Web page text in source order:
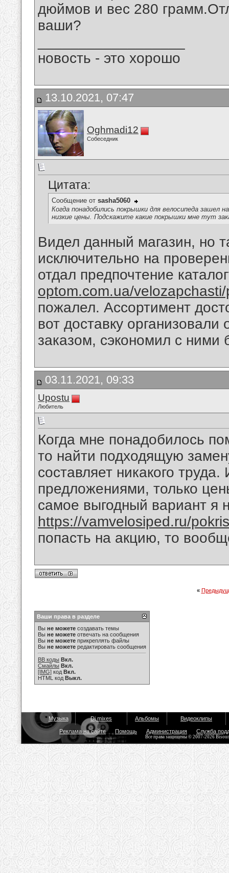
дюймов и вес 280
ваши?
новость - это хорошо
13.10.2021, 07:47
Oghmadi12
Собеседник
Цитата:
Сообщение от sasha5060
Когда понадобились покрышки для велосипеда
низкие цены. Подскажите какие покрышки мне тут
Видел данный магазин, но
исключительно на
отдал предпочтение
optom.com.ua/
пожалел. Ассортимент
вот доставку
заказом, сэкономил с
03.11.2021, 09:33
Upostu
Любитель
Когда мне понадобилось
то найти подходящую
составляет никакого
предложениями, только
самое выгодный вариант я
https://vamvelosiped.ru/
попасть на акцию, то
«
Ваши права в разделе
Вы не можете создавать темы
Вы не можете отвечать на сообщения
Вы не можете прикреплять файлы
Вы не можете редактировать сообщения
BB коды Вкл.
Смайлы Вкл.
[IMG] код Вкл.
HTML код Выкл.
Музыка Dj mixes Альбомы Видеоклипы
Реклама на сайте Помощь Администрация Служба
Все права защищены © 2007-2026